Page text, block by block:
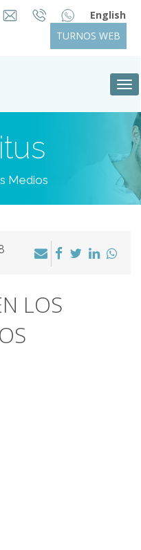
English
TURNOS WEB
Medios
LOS